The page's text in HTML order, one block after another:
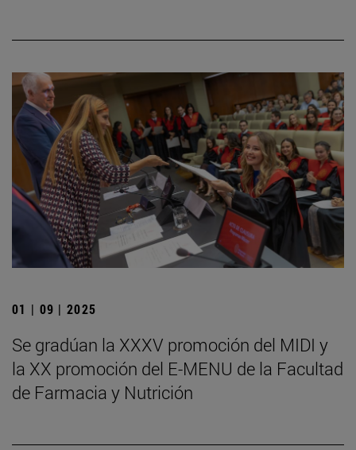
01 | 09 | 2025
Se gradúan la XXXV promoción del MIDI y
la XX promoción del E-MENU de la Facultad
de Farmacia y Nutrición